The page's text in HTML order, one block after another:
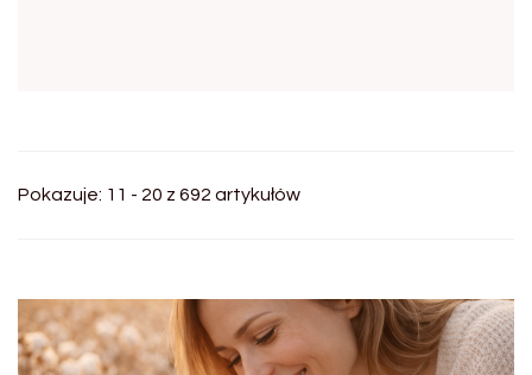
Pokazuje: 11 - 20 z 692 artykułów